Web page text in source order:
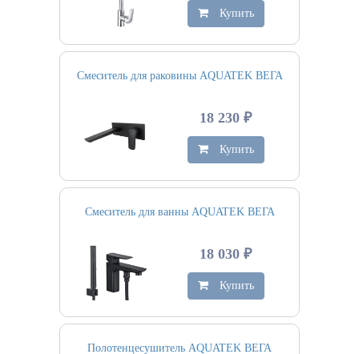
Купить
Смеситель для раковины AQUATEK ВЕГА
18 230 ₽
Купить
Смеситель для ванны AQUATEK ВЕГА
18 030 ₽
Купить
Полотенцесушитель AQUATEK ВЕГА